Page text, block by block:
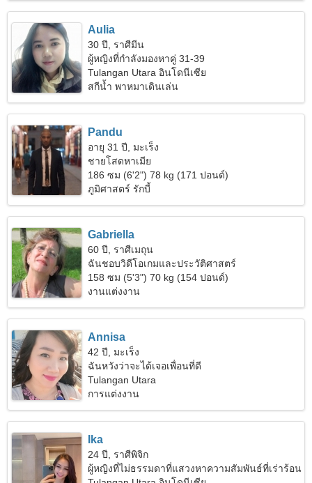
Aulia
30 ปี, ราศีมีน
ผู้หญิงที่กำลังมองหาคู่ 31-39
Tulangan Utara อินโดนีเซีย
สกีน้ำ พาหมาเดินเล่น
Pandu
อายุ 31 ปี, มะเร็ง
ชายโสดหาเมีย
186 ซม (6'2") 78 kg (171 ปอนด์)
ภูมิศาสตร์ รักบี้
Gabriella
60 ปี, ราศีเมถุน
ฉันชอบวิดีโอเกมและประวัติศาสตร์
158 ซม (5'3") 70 kg (154 ปอนด์)
งานแต่งงาน
Annisa
42 ปี, มะเร็ง
ฉันหวังว่าจะได้เจอเพื่อนที่ดี
Tulangan Utara
การแต่งงาน
Ika
24 ปี, ราศีพิจิก
ผู้หญิงที่ไม่ธรรมดาที่แสวงหาความสัมพันธ์ที่เร่าร้อน